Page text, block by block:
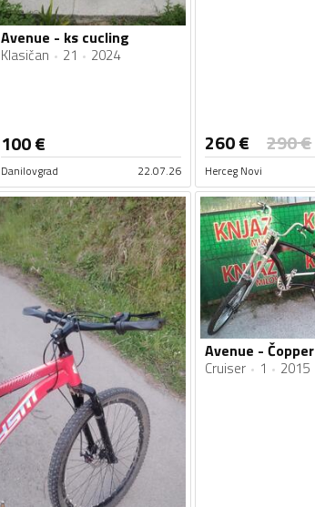
Avenue - ks cucling
Klasičan 21 2024
100€
Danilovgrad 22.07.26
260€ 290€
Herceg Novi
Avenue - Čopper
Cruiser 1 2015